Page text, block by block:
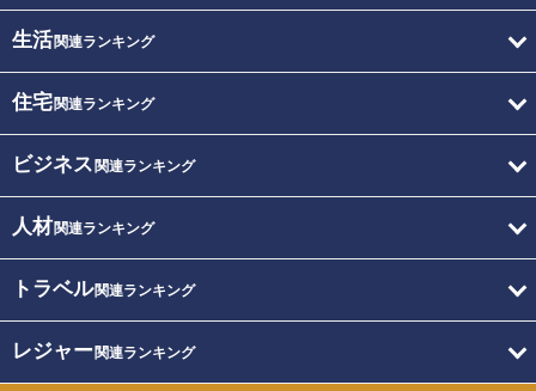
生活関連ランキング
住宅関連ランキング
ビジネス 関連ランキング
人材関連ランキング
トラベル関連ランキング
レジャー関連ランキング